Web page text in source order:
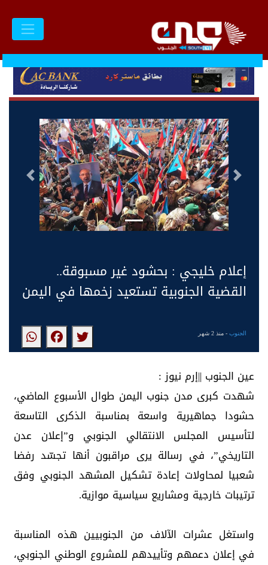
التالى السابق
إعلام خليجي : بحشود غير مسبوقة..
القضية الجنوبية تستعيد زخمها في اليمن
الجنوب- منذ 2 شهر
عين الجنوب ||إرم نيوز :
شهدت كبرى مدن جنوب اليمن طوال الأسبوع الماضي،
حشودا جماهيرية واسعة بمناسبة الذكرى التاسعة
لتأسيس المجلس الانتقالي الجنوبي و”إعلان عدن
التاريخي”، في رسالة يرى مراقبون أنها تجسّد رفضا
شعبيا لمحاولات إعادة تشكيل المشهد الجنوبي وفق
ترتيبات خارجية ومشاريع سياسية موازية.
واستغل عشرات الآلاف من الجنوبيين هذه المناسبة
في إعلان دعمهم وتأييدهم للمشروع الوطني الجنوبي،